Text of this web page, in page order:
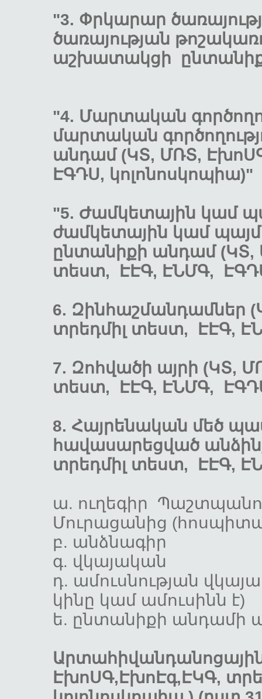
"3. Փրկարար
ծառայության
աշխատակցի
"4. Մարտական
մարտական
անդամ (ԿՏ, ՄՌՏ,
ԷԳԴՍ,
"5. Ժամկետային կամ
ժամկետային կամ
ընտանիքի անդամ (ԿՏ,
տեստ, ԷԷԳ, ԷՆՄԳ,
6. Զինհաշմանդամներ
տրեդմիլ տեստ, ԷԷԳ,
7. Զոհվածի այրի (ԿՏ,
տեստ, ԷԷԳ, ԷՆՄԳ,
8. Հայրենական մեծ
հավասարեցված
տրեդմիլ տեստ, ԷԷԳ,
ա. ուղեգիր
Մուրացանից
բ.
գ.
դ. ամուսնության
կինը կամ
ե. ընտանիքի
ԷխոՍԳ,ԷխոԷգ,ԷԿԳ,